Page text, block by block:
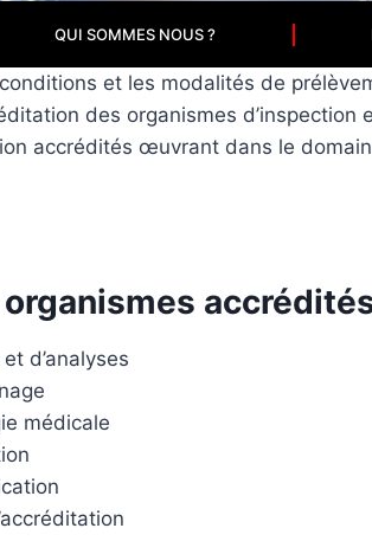
QUI SOMMES NOUS ?
et les modalités de
des organismes
accrédités œuvrant dans le
d’analyses
médicale